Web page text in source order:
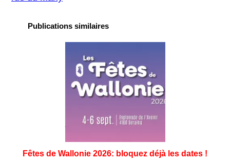
Publications similaires
Fêtes de Wallonie 2026: bloquez déjà les dates !